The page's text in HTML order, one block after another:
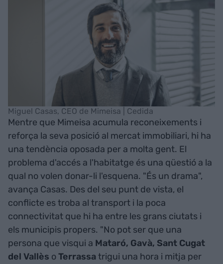
Miguel Casas, CEO de Mimeisa | Cedida
Mentre que Mimeisa acumula reconeixements i
reforça la seva posició al mercat immobiliari, hi ha
una tendència oposada per a molta gent. El
problema d'accés a l'habitatge és una qüestió a la
qual no volen donar-li l'esquena. "És un drama",
avança Casas. Des del seu punt de vista, el
conflicte es troba al transport i la poca
connectivitat que hi ha entre les grans ciutats i
els municipis propers. "No pot ser que una
persona que visqui a Mataró, Gavà, Sant Cugat
del Vallès oTerrassatrigui una hora i mitja per